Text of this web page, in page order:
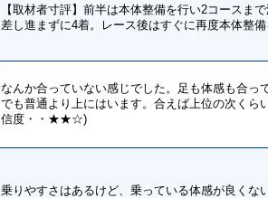
【取材者寸評】前半は本体整備を行い2コースま
差し進まずに4着。レース後はすぐに再度本体整
なんか合っていない感じでした。足も体感も合
でも普通より上にはいます。合えば上位の次くら
信度・・★★☆)
乗りやすさはあるけど、乗っている体感が良く